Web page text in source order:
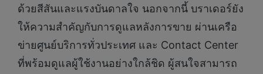
ด้วยสีสันและแรงบันดาลใจ นอกจากนี้ บราเดอร์ยัง
ให้ความสำคัญกับการดูแลหลังการขาย ผ่านเครือ
ข่ายศูนย์บริการทั่วประเทศ และ Contact Center
ที่พร้อมดูแลผู้ใช้งานอย่างใกล้ชิด ผู้สนใจสามารถ